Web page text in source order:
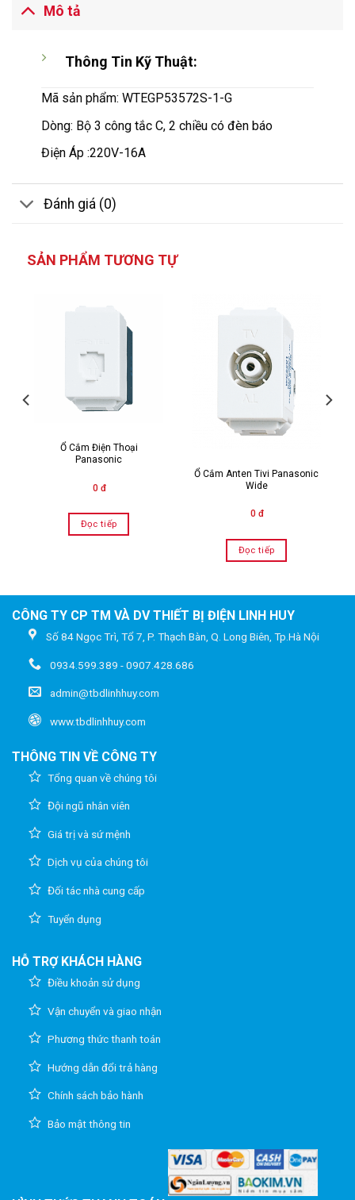
Mô tả
Thông Tin Kỹ Thuật:
Mã sản phẩm: WTEGP53572S-1-G
Dòng: Bộ 3 công tắc C, 2 chiều có đèn báo
Điện Áp :220V-16A
Đánh giá (0)
SẢN PHẨM TƯƠNG TỰ
Ổ Cắm Điện Thoại
Panasonic
0 đ
Đọc tiếp
Ổ Cắm Anten Tivi Panasonic
Wide
0 đ
Đọc tiếp
CÔNG TY CP TM VÀ DV THIẾT BỊ ĐIỆN LINH HUY
Số 84 Ngọc Trì, Tổ 7, P. Thạch Bàn, Q. Long Biên, Tp.Hà Nội
0934.599.389 - 0907.428.686
admin@tbdlinhhuy.com
www.tbdlinhhuy.com
THÔNG TIN VỀ CÔNG TY
Tổng quan về chúng tôi
Đội ngũ nhân viên
Giá trị và sứ mệnh
Dịch vụ của chúng tôi
Đối tác nhà cung cấp
Tuyển dụng
HỖ TRỢ KHÁCH HÀNG
Điều khoản sử dụng
Vận chuyển và giao nhận
Phương thức thanh toán
Hướng dẫn đổi trả hàng
Chính sách bảo hành
Bảo mật thông tin